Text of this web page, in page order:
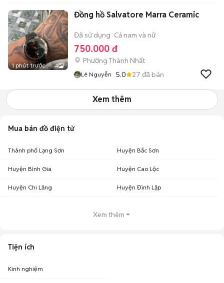
1 phút trước 4
Đồng hồ Salvatore Marra Ceramic
Đã sử dụng Cả nam và nữ
750.000 đ
Phường Thành Nhất
Lê Nguyễn 5.0 27 đã bán
Xem thêm
Mua bán đồ điện tử
Thành phố Lạng Sơn Huyện Bắc Sơn
Huyện Bình Gia Huyện Cao Lộc
Huyện Chi Lăng Huyện Đình Lập
Xem thêm
Tiện ích
Kinh nghiệm